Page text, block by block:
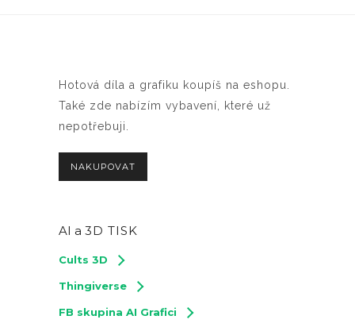
Hotová díla a grafiku koupíš na eshopu.
Také zde nabízím vybavení, které už
nepotřebuji.
NAKUPOVAT
AI a 3D TISK
Cults 3D
Thingiverse
FB skupina AI Grafici